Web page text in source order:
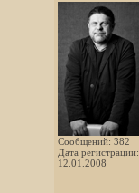
Сообщений: 382
Дата регистрации:
12.01.2008